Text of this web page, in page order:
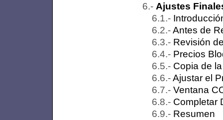
Ajustes
Antes de
Revisión
Precios
Copia de
Ajustar el
Ventana
Completar
Resumen